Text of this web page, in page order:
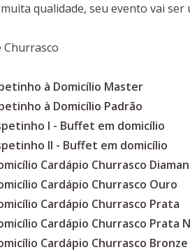
qualidade, seu evento vai ser
Churrasco
à Domicílio Master
à Domicílio Padrão
I - Buffet em domicílio
II - Buffet em domicílio
Cardápio Churrasco
Cardápio Churrasco Ouro
Cardápio Churrasco Prata
Cardápio Churrasco Prata
Cardápio Churrasco Bronze